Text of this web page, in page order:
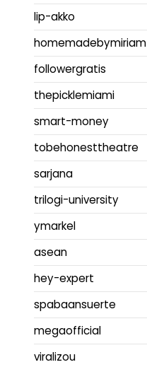
lip-akko
homemadebymiriam
followergratis
thepicklemiami
smart-money
tobehonesttheatre
sarjana
trilogi-university
ymarkel
asean
hey-expert
spabaansuerte
megaofficial
viralizou